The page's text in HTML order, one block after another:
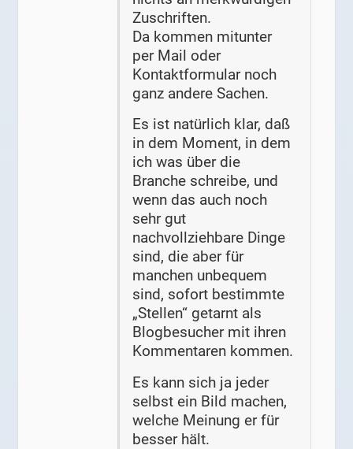
Zuschriften.
Da kommen mitunter
per Mail oder
Kontaktformular noch
ganz andere Sachen.
Es ist natürlich klar, daß
in dem Moment, in dem
ich was über die
Branche schreibe, und
wenn das auch noch
sehr gut
nachvollziehbare Dinge
sind, die aber für
manchen unbequem
sind, sofort bestimmte
„Stellen“ getarnt als
Blogbesucher mit ihren
Kommentaren kommen.
Es kann sich ja jeder
selbst ein Bild machen,
welche Meinung er für
besser hält.